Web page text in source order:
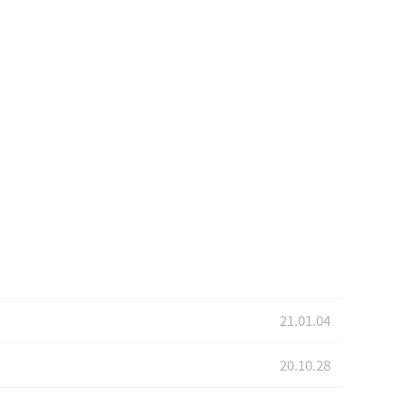
21.01.04
20.10.28